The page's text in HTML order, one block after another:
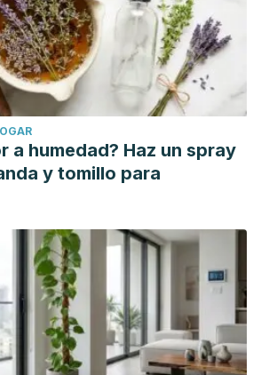
pmc/articles/PMC4250148/
L. F., Orozco-García, I. J., Vázquez-
G. R., Albrecht-Junnghans, R. E.,
et al. (2019). Posición técnica sobre la
lácteos en la salud y en la enfermedad
Mexicana de Gastroenterología
de Gerontología y Geriatría.
de México, 84
a humedad? Haz un spray
y tomillo para